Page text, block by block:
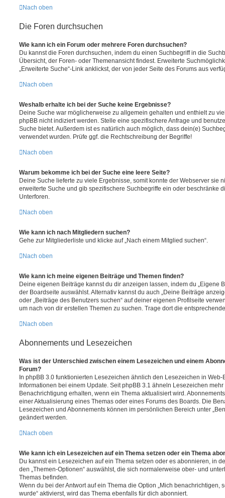
Nach oben
Die Foren durchsuchen
Wie kann ich ein Forum oder mehrere Foren durchsuchen?
Du kannst die Foren durchsuchen, indem du einen Suchbegriff in die
Übersicht, der Foren- oder Themenansicht findest. Erweiterte
„Erweiterte Suche“-Link anklickst, der von jeder Seite des Forums aus
Nach oben
Weshalb erhalte ich bei der Suche keine Ergebnisse?
Deine Suche war möglicherweise zu allgemein gehalten und enthielt zu
phpBB nicht indiziert werden. Stelle eine spezifischere Anfrage und
Suche bietet. Außerdem ist es natürlich auch möglich, dass dein(e)
verwendet wurden. Prüfe ggf. die Rechtschreibung der Begriffe!
Nach oben
Warum bekomme ich bei der Suche eine leere Seite?
Deine Suche lieferte zu viele Ergebnisse, somit konnte der Webserver sie
erweiterte Suche und gib spezifischere Suchbegriffe ein oder beschränke
Unterforen.
Nach oben
Wie kann ich nach Mitgliedern suchen?
Gehe zur Mitgliederliste und klicke auf „Nach einem Mitglied suchen“.
Nach oben
Wie kann ich meine eigenen Beiträge und Themen finden?
Deine eigenen Beiträge kannst du dir anzeigen lassen, indem du „Eigene
der Boardseite auswählst. Alternativ kannst du auch „Deine Beiträge
oder „Beiträge des Benutzers suchen“ auf deiner eigenen Profilseite
um nach von dir erstellen Themen zu suchen. Trage dort die
Nach oben
Abonnements und Lesezeichen
Was ist der Unterschied zwischen einem Lesezeichen und einem
Forum?
In phpBB 3.0 funktionierten Lesezeichen ähnlich den Lesezeichen in
Informationen bei einem Update. Seit phpBB 3.1 ähneln Lesezeichen
Benachrichtigung erhalten, wenn ein Thema aktualisiert wird.
einer Aktualisierung eines Themas oder eines Forums des Boards. Die
Lesezeichen und Abonnements können im persönlichen Bereich unter
geändert werden.
Nach oben
Wie kann ich ein Lesezeichen auf ein Thema setzen oder ein Thema
Du kannst ein Lesezeichen auf ein Thema setzen oder es abonnieren, in
den „Themen-Optionen“ auswählst, die sich normalerweise ober- und
Themas befinden.
Wenn du bei der Antwort auf ein Thema die Option „Mich benachrichtigen,
wurde“ aktivierst, wird das Thema ebenfalls für dich abonniert.